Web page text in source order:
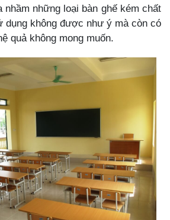
nhầm những loại bàn ghế kém chất
dụng không được như ý mà còn có
quả không mong muốn.